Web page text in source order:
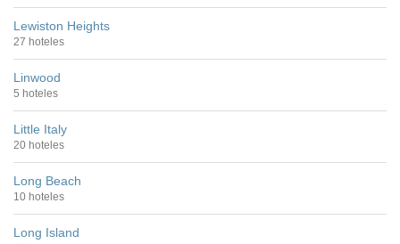
Lewiston Heights
27 hoteles
Linwood
5 hoteles
Little Italy
20 hoteles
Long Beach
10 hoteles
Long Island